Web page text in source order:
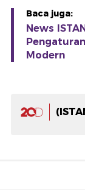
Baca juga:
News
Modern